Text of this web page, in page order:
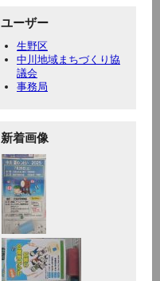
ユーザー
生野区
中川地域まちづくり協
議会
事務局
新着画像